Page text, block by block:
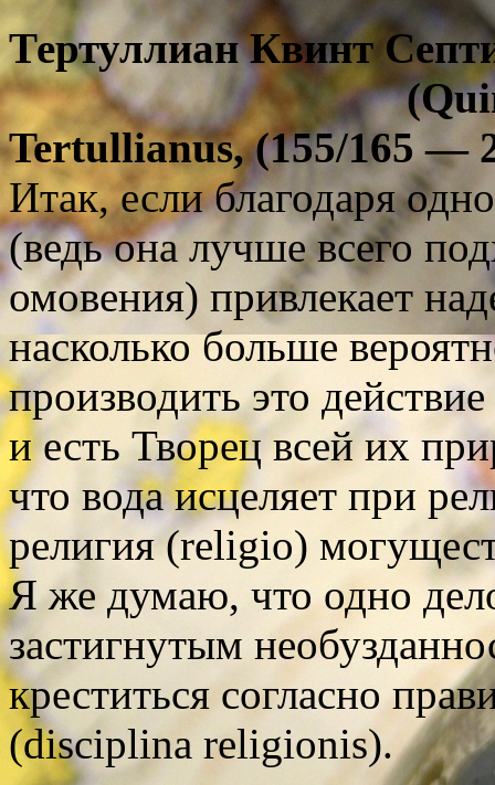
Тертуллиан
(
Tertullianus,(155/165 —
Итак, если благодаря
(ведь она лучше всего
омовения) привлекает
насколько больше
производить это
и есть Творец всей их
что вода исцеляет при
религия (religio)
Я же думаю, что одно
застигнутым
креститься согласно
(disciplina religionis).